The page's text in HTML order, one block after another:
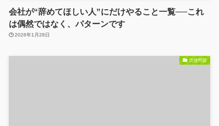
会社が“辞めてほしい人”にだけやること一覧──これ
は偶然ではなく、パターンです
2026年1月28日
労使問題